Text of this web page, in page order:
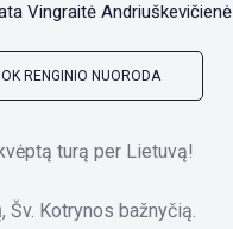
Vingraitė Andriuškevičienė
RENGINIO NUORODA
turą per Lietuvą!
Šv. Kotrynos bažnyčią.